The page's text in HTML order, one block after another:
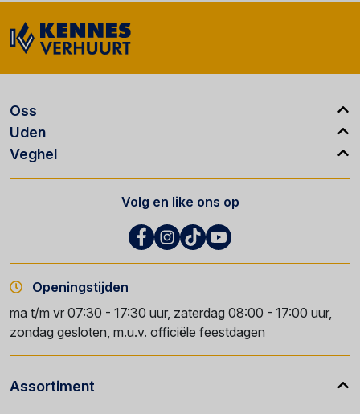
Oss
Uden
Veghel
Volg en like ons op
Openingstijden
ma t/m vr 07:30 - 17:30 uur, zaterdag 08:00 - 17:00 uur,
zondag gesloten, m.u.v. officiële feestdagen
Assortiment